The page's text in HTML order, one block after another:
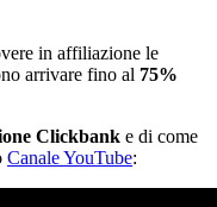
in affiliazione le
arrivare fino al 75%
Clickbank e di come
Canale YouTube: